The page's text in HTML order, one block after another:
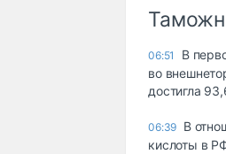
06:51
В
во
достигла
06:39 В
кислоты в